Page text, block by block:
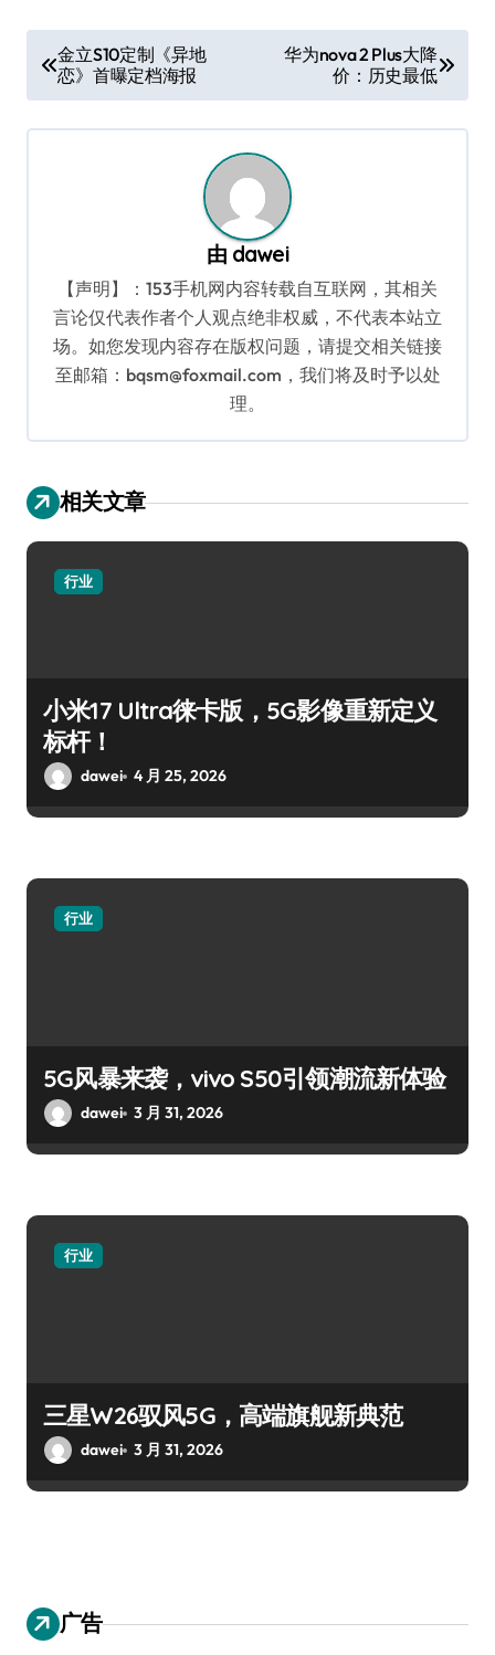
章
导
金立S10定制《异地
恋》首曝定档海报
华为nova 2 Plus大降
价：历史最低
由 dawei
【声明】：153手机网内容转载自互联网，其相关
言论仅代表作者个人观点绝非权威，不代表本站立
场。如您发现内容存在版权问题，请提交相关链接
至邮箱：bqsm@foxmail.com，我们将及时予以处
理。
相关文章
行业
小米17 Ultra徕卡版，5G影像重新定义
标杆！
dawei 4 月 25, 2026
行业
5G风暴来袭，vivo S50引领潮流新体验
dawei 3 月 31, 2026
行业
三星W26驭风5G，高端旗舰新典范
dawei 3 月 31, 2026
广告